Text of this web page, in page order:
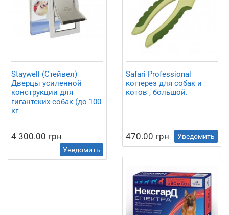
Staywell (Стейвел)
Дверцы усиленной
конструкции для
гигантских собак (до 100
кг
4 300.00 грн
Уведомить
Safari Professional
когтерез для собак и
котов , большой.
470.00 грн Уведомить